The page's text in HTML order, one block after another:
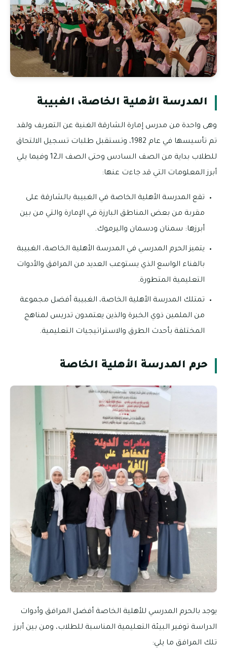
المدرسة الأهلية الخاصة، الغبيبة
وهى واحدة من مدرس إمارة الشارقة الغنية عن التعريف ولقد
تم تأسيسها في عام 1982، وتستقبل طلبات تسجيل الالتحاق
للطلاب بداية من الصف السادس وحتى الصف الـ12 وفيما يلي
أبرز المعلومات التي قد جاءت عنها:
تقع المدرسة الأهلية الخاصة في الغبيبة بالشارقة على
مقربة من بعض المناطق البارزة في الإمارة والتي من بين
أبرزها: سمنان ودسمان واليرموك.
يتميز الحرم المدرسي في المدرسة الأهلية الخاصة، الغبيبة
بالفناء الواسع الذي يستوعب العديد من المرافق والأدوات
التعليمية المتطورة.
تمتلك المدرسة الأهلية الخاصة، الغبيبة أفضل مجموعة
من الملمين ذوي الخبرة والذين يعتمدون تدريس لمناهج
المختلفة بأحدث الطرق والاستراتيجيات التعليمية.
حرم المدرسة الأهلية الخاصة
يوجد بالحرم المدرسي للأهلية الخاصة أفضل المرافق وأدوات
الدراسة توفير البيئة التعليمية المناسبة للطلاب، ومن بين أبرز
تلك المرافق ما يلي: